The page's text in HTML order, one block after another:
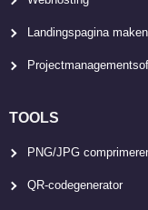
Landingspagina maken
TOOLS
PNG/JPG
QR-codegenerator